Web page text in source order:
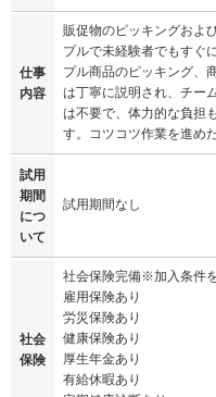
仕事
内容
販促物のピッキングおよ
プルで未経験者でもすぐ
プル商品のピッキング、
は丁寧に説明され、チー
は不要で、体力的な負担
す。コツコツ作業を進め
試用
期間
につ
いて
試用期間なし
社会
保険
社会保険完備※加入条件
雇用保険あり
労災保険あり
健康保険あり
厚生年金あり
有給休暇あり